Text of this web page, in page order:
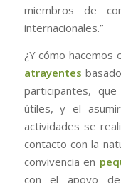
miembros de
internacionales.”
¿Y cómo
atrayentes
participantes,
útiles, y el
actividades se
contacto con la
convivencia en
con el apoyo